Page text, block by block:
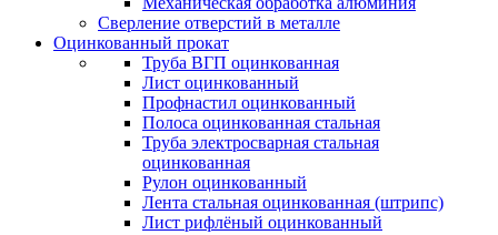
Сверление отверстий в металле
Оцинкованный прокат
Труба ВГП оцинкованная
Лист оцинкованный
Профнастил оцинкованный
Полоса оцинкованная стальная
Труба электросварная стальная
оцинкованная
Рулон оцинкованный
Лента стальная оцинкованная (штрипс)
Лист рифлёный оцинкованный